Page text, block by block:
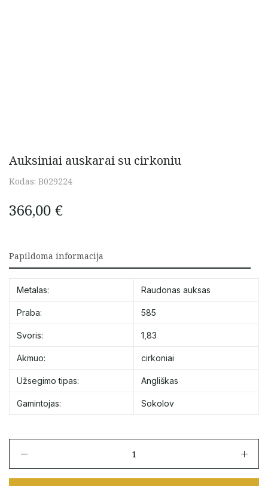
Auksiniai auskarai su cirkoniu
Kodas: B029224
366,00 €
Papildoma informacija
Metalas: Raudonas auksas
Praba: 585
Svoris: 1,83
Akmuo: cirkoniai
Užsegimo tipas: Angliškas
Gamintojas: Sokolov
Auksiniai